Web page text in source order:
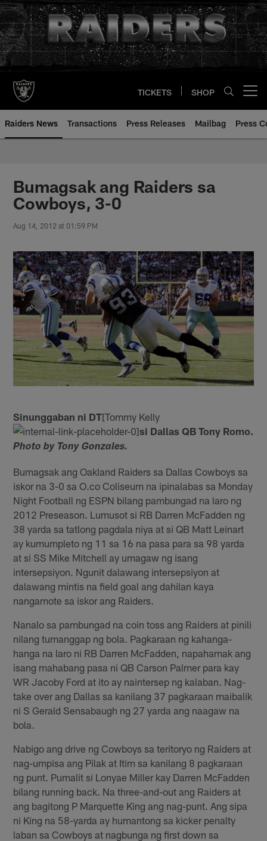
Skip
to
main
content
TICKETS SHOP
Raiders News Transactions Press Releases Mailbag Press
Bumagsak ang Raiders sa
Cowboys, 3-0
Aug 14, 2012 at 01:59 PM
Sinunggaban ni DT[Tommy Kelly
si Dallas QB Tony Romo.
Photo by Tony Gonzales.
Bumagsak ang Oakland Raiders sa Dallas Cowboys sa
iskor na 3-0 sa O.co Coliseum na ipinalabas sa Monday
Night Football ng ESPN bilang pambungad na laro ng
2012 Preseason. Lumusot si RB Darren McFadden ng
38 yarda sa tatlong pagdala niya at si QB Matt Leinart
ay kumumpleto ng 11 sa 16 na pasa para sa 98 yarda
at si SS Mike Mitchell ay umagaw ng isang
intersepsiyon. Ngunit dalawang intersepsiyon at
dalawang mintis na field goal ang dahilan kaya
nangamote sa iskor ang Raiders.
Nanalo sa pambungad na coin toss ang Raiders at pinili
nilang tumanggap ng bola. Pagkaraan ng kahanga-
hanga na laro ni RB Darren McFadden, napahamak ang
isang mahabang pasa ni QB Carson Palmer para kay
WR Jacoby Ford at ito ay naintersep ng kalaban. Nag-
take over ang Dallas sa kanilang 37 pagkaraan maibalik
ni S Gerald Sensabaugh ng 27 yarda ang naagaw na
bola.
Nabigo ang drive ng Cowboys sa teritoryo ng Raiders at
nag-umpisa ang Pilak at Itim sa kanilang 8 pagkaraan
ng punt. Pumalit si Lonyae Miller kay Darren McFadden
bilang running back. Na three-and-out ang Raiders at
ang bagitong P Marquette King ang nag-punt. Ang sipa
ni King na 58-yarda ay humantong sa kicker penalty
laban sa Cowboys at nagbunga ng first down sa